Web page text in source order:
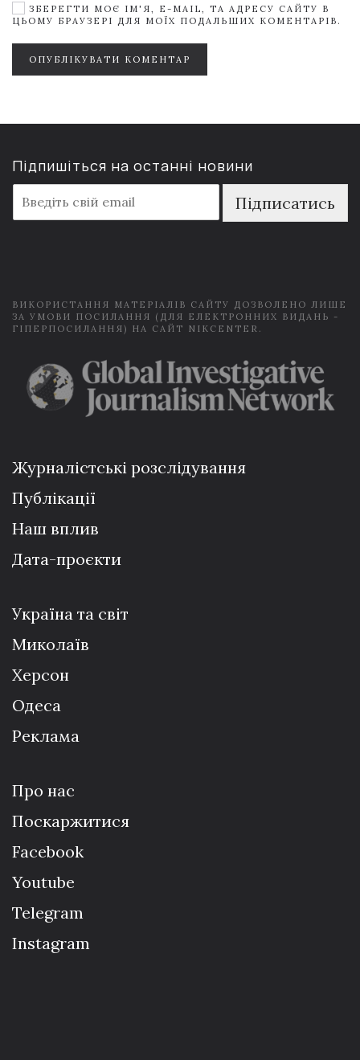
ЗБЕРЕГТИ МОЄ ІМ'Я, E-MAIL, ТА АДРЕСУ САЙТУ В
ЦЬОМУ БРАУЗЕРІ ДЛЯ МОЇХ ПОДАЛЬШИХ КОМЕНТАРІВ.
ОПУБЛІКУВАТИ КОМЕНТАР
Підпишіться на останні новини
m
a
Підписатись
ВИКОРИСТАННЯ МАТЕРІАЛІВ САЙТУ ДОЗВОЛЕНО ЛИШЕ
ЗА УМОВИ ПОСИЛАННЯ (ДЛЯ ЕЛЕКТРОННИХ ВИДАНЬ -
ГІПЕРПОСИЛАННЯ) НА САЙТ NIKCENTER.
Журналістські розслідування
Публікації
Наш вплив
Дата-проєкти
Україна та світ
Миколаїв
Херсон
Одеса
Реклама
Про нас
Поскаржитися
Facebook
Youtube
Telegram
Instagram